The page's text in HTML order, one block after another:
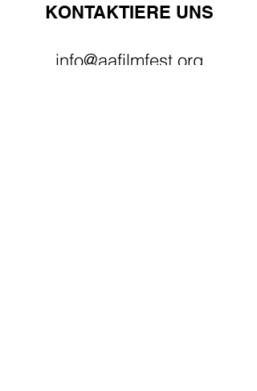
KONTAKTIERE UNS
info@aafilmfest.org